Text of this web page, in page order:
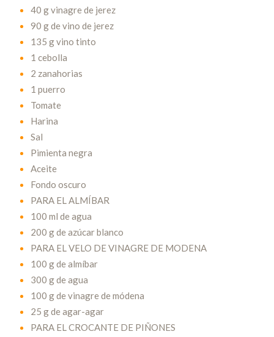
40 g vinagre de jerez
90 g de vino de jerez
135 g vino tinto
1 cebolla
2 zanahorias
1 puerro
Tomate
Harina
Sal
Pimienta negra
Aceite
Fondo oscuro
PARA EL ALMÍBAR
100 ml de agua
200 g de azúcar blanco
PARA EL VELO DE VINAGRE DE MODENA
100 g de almíbar
300 g de agua
100 g de vinagre de módena
25 g de agar-agar
PARA EL CROCANTE DE PIÑONES